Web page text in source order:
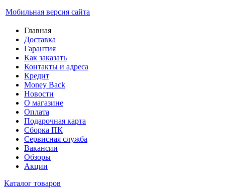
Мобильная версия сайта
Главная
Доставка
Гарантия
Как заказать
Контакты и адреса
Кредит
Money Back
Новости
О магазине
Оплата
Подарочная карта
Сборка ПК
Сервисная служба
Вакансии
Обзоры
Акции
Каталог товаров